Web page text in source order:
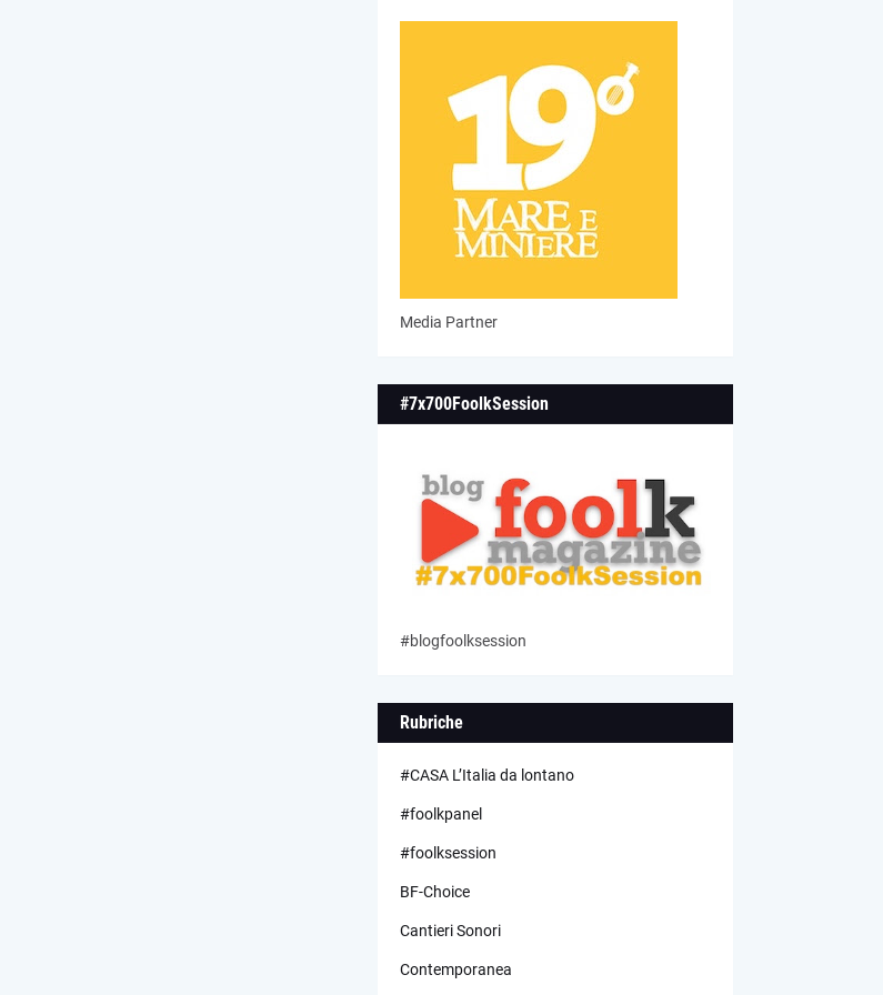
Media Partner
#7x700FoolkSession
#blogfoolksession
Rubriche
#CASA L’Italia da lontano
#foolkpanel
#foolksession
BF-Choice
Cantieri Sonori
Contemporanea